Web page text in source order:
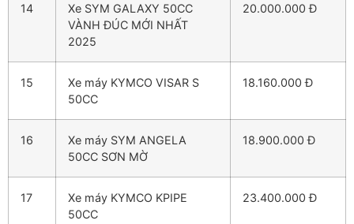
14
Xe SYM GALAXY 50CC
VÀNH ĐÚC MỚI NHẤT
2025
20.000.000 Đ
15
Xe máy KYMCO VISAR S
50CC
18.160.000 Đ
16
Xe máy SYM ANGELA
50CC SƠN MỜ
18.900.000 Đ
17
Xe máy KYMCO KPIPE
50CC
23.400.000 Đ